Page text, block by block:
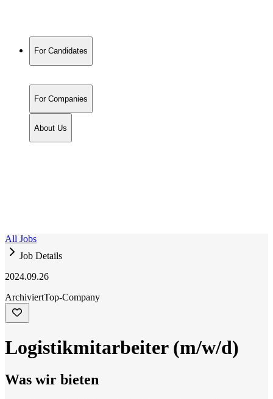
For Candidates
For Companies
About Us
All Jobs
Job Details
2024.09.26
ArchiviertTop-Company
Logistikmitarbeiter (m/w/d)
Was wir bieten